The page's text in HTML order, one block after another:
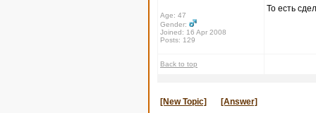
Age: 47
Gender:
Joined: 16 Apr 2008
Posts: 129
То есть
Back to top
[New Topic] [Answer]